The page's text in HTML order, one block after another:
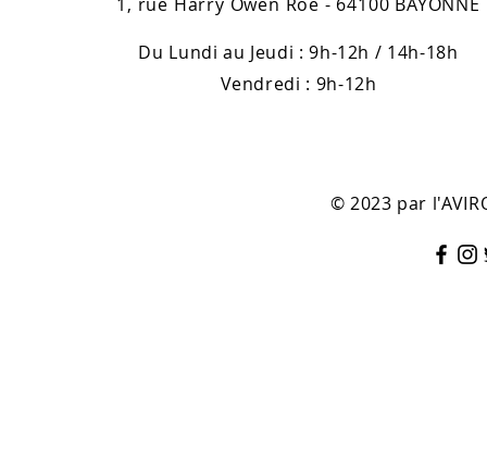
Du Lundi au Jeudi : 9h-12h / 14h-18h
Vendredi : 9h-12h
© 2023 par